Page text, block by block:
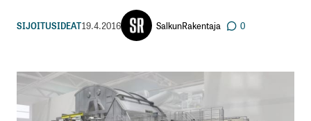
SIJOITUSIDEAT19.4.2016 SalkunRakentaja 0